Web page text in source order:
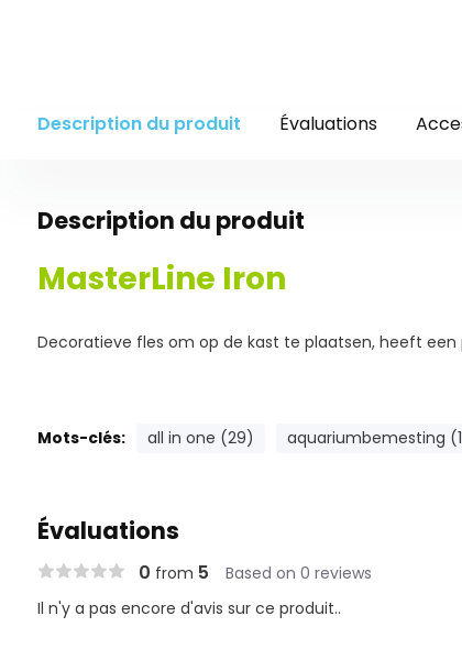
Description du produit Évaluations
Description du produit
MasterLine Iron
Decoratieve fles om op de kast te plaatsen, heeft een
Mots-clés: all in one (29) aquariumbemesting
Évaluations
0 from 5 Based on 0 reviews
Il n'y a pas encore d'avis sur ce produit..